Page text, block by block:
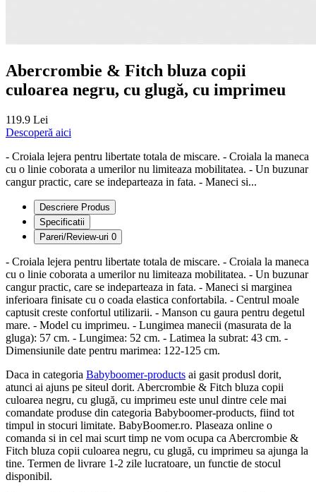
Abercrombie & Fitch bluza copii
culoarea negru, cu glugă, cu imprimeu
119.9 Lei
Descoperă aici
- Croiala lejera pentru libertate totala de miscare. - Croiala la maneca
cu o linie coborata a umerilor nu limiteaza mobilitatea. - Un buzunar
cangur practic, care se indeparteaza in fata. - Maneci si...
Descriere Produs
Specificatii
Pareri/Review-uri 0
- Croiala lejera pentru libertate totala de miscare. - Croiala la maneca
cu o linie coborata a umerilor nu limiteaza mobilitatea. - Un buzunar
cangur practic, care se indeparteaza in fata. - Maneci si marginea
inferioara finisate cu o coada elastica confortabila. - Centrul moale
captusit creste confortul utilizarii. - Manson cu gaura pentru degetul
mare. - Model cu imprimeu. - Lungimea manecii (masurata de la
gluga): 57 cm. - Lungimea: 52 cm. - Latimea la subrat: 43 cm. -
Dimensiunile date pentru marimea: 122-125 cm.
Daca in categoria Babyboomer-products ai gasit produsl dorit,
atunci ai ajuns pe siteul dorit. Abercrombie & Fitch bluza copii
culoarea negru, cu glugă, cu imprimeu este unul dintre cele mai
comandate produse din categoria Babyboomer-products, fiind tot
timpul in stocuri limitate. BabyBoomer.ro. Plaseaza online o
comanda si in cel mai scurt timp ne vom ocupa ca Abercrombie &
Fitch bluza copii culoarea negru, cu glugă, cu imprimeu sa ajunga la
tine. Termen de livrare 1-2 zile lucratoare, un functie de stocul
disponibil.